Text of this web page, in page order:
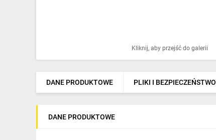
Ogrzewanie
Elektronarzędzia i mierniki
Kliknij, aby przejść do galerii
DANE PRODUKTOWE PLIKI I
DANE PRODUKTOWE